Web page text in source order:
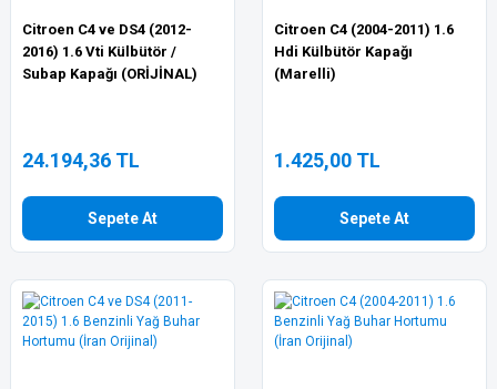
Citroen C4 ve DS4 (2012-
2016) 1.6 Vti Külbütör /
Subap Kapağı (ORİJİNAL)
24.194,36 TL
Sepete At
Citroen C4 (2004-2011) 1.6
Hdi Külbütör Kapağı
(Marelli)
1.425,00 TL
Sepete At